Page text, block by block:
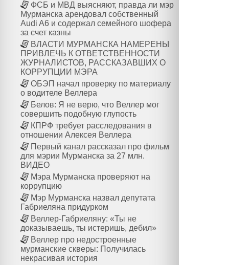
ФСБ и МВД выясняют, правда ли мэр
Мурманска арендовал собственный
Audi A6 и содержал семейного шофера
за счет казны
ВЛАСТИ МУРМАНСКА НАМЕРЕНЫ
ПРИВЛЕЧЬ К ОТВЕТСТВЕННОСТИ
ЖУРНАЛИСТОВ, РАССКАЗАВШИХ О
КОРРУПЦИИ МЭРА
ОБЭП начал проверку по материалу
о водителе Веллера
Белов: Я не верю, что Веллер мог
совершить подобную глупость
КПРФ требует расследования в
отношении Алексея Веллера
Первый канал рассказал про фильм
для мэрии Мурманска за 27 млн.
ВИДЕО
Мэра Мурманска проверяют на
коррупцию
Мэр Мурманска назвал депутата
Габриеляна придурком
Веллер-Габриеляну: «Ты не
доказываешь, ты истеришь, дебил»
Веллер про недостроенные
мурманские скверы: Получилась
некрасивая история